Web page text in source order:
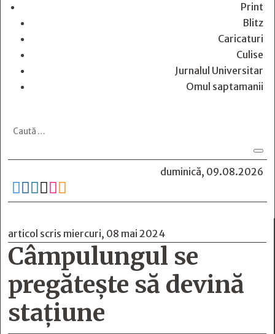
Print
Blitz
Caricaturi
Culise
Jurnalul Universitar
Omul saptamanii
duminică, 09.08.2026
     
articol scris miercuri, 08 mai 2024
Câmpulungul se
pregăteşte să devină
staţiune